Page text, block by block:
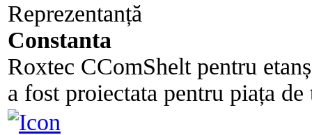
Reprezentanță
Constanta
Roxtec CComShelt pentru
a fost proiectata pentru piața